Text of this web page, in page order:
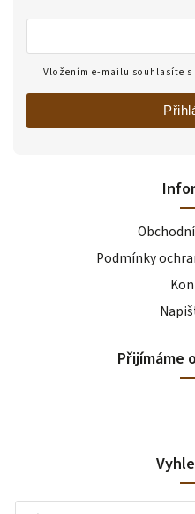
Podmínky
Přijímáme
Vložením e-mailu souhlasíte s